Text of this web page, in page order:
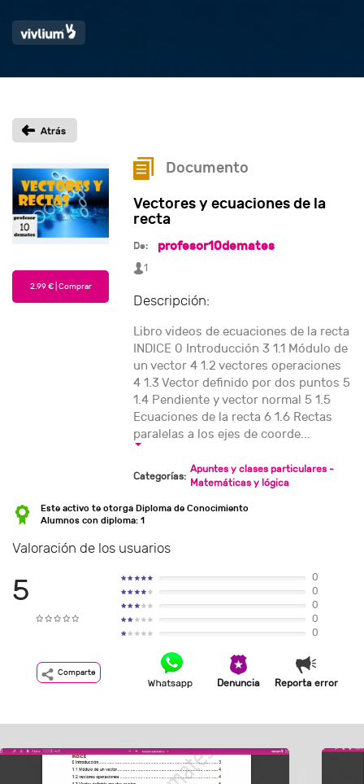
Documento
Vectores y ecuaciones de la
recta
De: profesor10demates
1
Descripción:
Libro videos de ecuaciones de la recta
INDICE 0 Introducción 3 1.1 Módulo de
un vector 4 1.2 vectores operaciones
4 1.3 Vector definido por dos puntos 5
1.4 Pendiente y vector normal 5 1.5
Ecuaciones de la recta 6 1.6 Rectas
paralelas a los ejes de coorde...
Categorías:
Apuntes y clases particulares -
Matemáticas y lógica
Este activo te otorga Diploma de Conocimiento
Alumnos con diploma: 1
Valoración de los usuarios
5
0
0
0
0
0
Comparte
Denuncia Reporta error